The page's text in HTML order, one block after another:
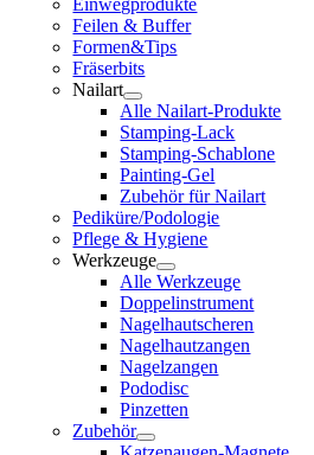
Einwegprodukte
Feilen & Buffer
Formen&Tips
Fräserbits
Nailart
Alle Nailart-Produkte
Stamping-Lack
Stamping-Schablone
Painting-Gel
Zubehör für Nailart
Pediküre/Podologie
Pflege & Hygiene
Werkzeuge
Alle Werkzeuge
Doppelinstrument
Nagelhautscheren
Nagelhautzangen
Nagelzangen
Pododisc
Pinzetten
Zubehör